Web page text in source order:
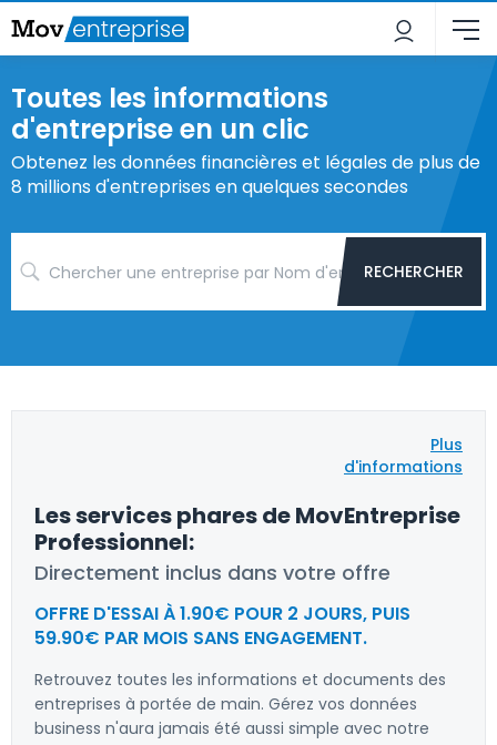
Toutes les informations
d'entreprise en un clic
Obtenez les données financières et légales de plus de
8 millions d'entreprises en quelques secondes
RECHERCHER
Plus
d'informations
Les services phares de MovEntreprise
Professionnel:
Directement inclus dans votre offre
OFFRE D'ESSAI À 1.90€ POUR 2 JOURS, PUIS
59.90€ PAR MOIS SANS ENGAGEMENT.
Retrouvez toutes les informations et documents des
entreprises à portée de main. Gérez vos données
business n'aura jamais été aussi simple avec notre